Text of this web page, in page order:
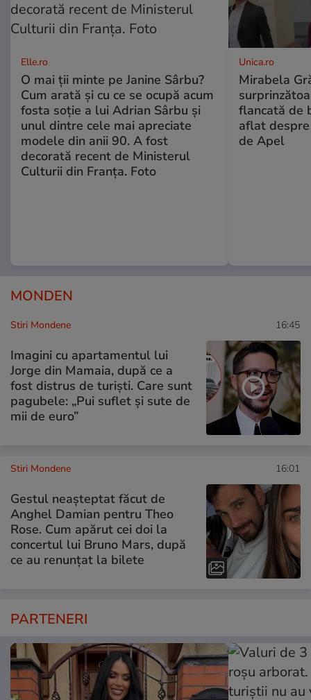
Elle.ro
O mai ții minte pe Janine Sârbu?
Cum arată și cu ce se ocupă acum
fosta soție a lui Adrian Sârbu și
unul dintre cele mai apreciate
modele din anii 90. A fost
decorată recent de Ministerul
Culturii din Franța. Foto
Unica.ro
Mirabela
flancată de
aflat
de Apel
MONDEN
Stiri Mondene 16:45
Imagini cu apartamentul lui
Jorge din Mamaia, după ce a
fost distrus de turiști. Care sunt
pagubele: „Pui suflet și sute de
mii de euro”
Stiri Mondene 16:01
Gestul neașteptat făcut de
Anghel Damian pentru Theo
Rose. Cum apărut cei doi la
concertul lui Bruno Mars, după
ce au renunțat la bilete
PARTENERI